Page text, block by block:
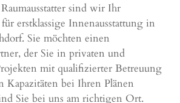
sind wir Ihr
erstklassige Innenausstattung in
Sie möchten einen
der Sie in privaten und
mit qualifizierter Betreuung
Kapazitäten bei Ihren Plänen
Sie bei uns am richtigen Ort.